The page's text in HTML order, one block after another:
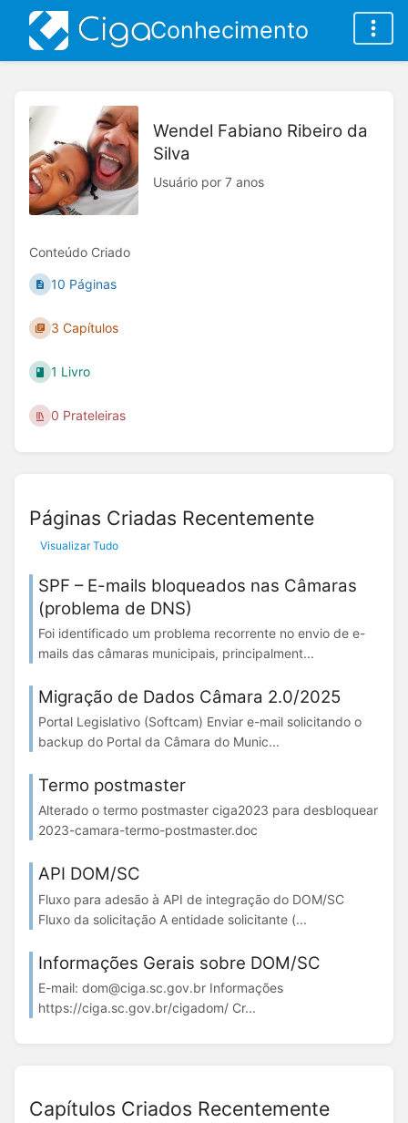
Conhecimento
Wendel Fabiano Ribeiro da
Silva
Usuário por 7 anos
Conteúdo Criado
10 Páginas
3 Capítulos
1 Livro
0 Prateleiras
Páginas Criadas Recentemente
Visualizar Tudo
SPF – E-mails bloqueados nas Câmaras
(problema de DNS)
Foi identificado um problema recorrente no envio de e-
mails das câmaras municipais, principalment...
Migração de Dados Câmara 2.0/2025
Portal Legislativo (Softcam) Enviar e-mail solicitando o
backup do Portal da Câmara do Munic...
Termo postmaster
Alterado o termo postmaster ciga2023 para desbloquear
2023-camara-termo-postmaster.doc
API DOM/SC
Fluxo para adesão à API de integração do DOM/SC
Fluxo da solicitação A entidade solicitante (...
Informações Gerais sobre DOM/SC
E-mail: dom@ciga.sc.gov.br Informações
https://ciga.sc.gov.br/cigadom/ Cr...
Capítulos Criados Recentemente